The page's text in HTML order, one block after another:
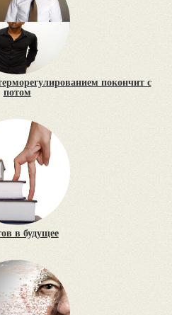
покончит с
потом
в будущее